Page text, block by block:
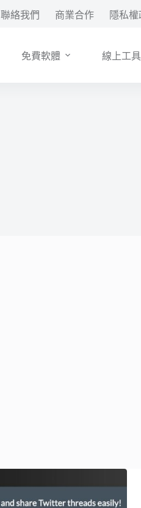
聯絡我們 商業合作 隱私
免費軟體 線上工具